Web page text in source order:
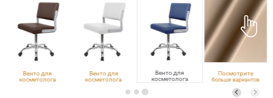
Венто для
косметолога
Венто для
косметолога
Венто для
косметолога
Посмотрите
больше вариантов